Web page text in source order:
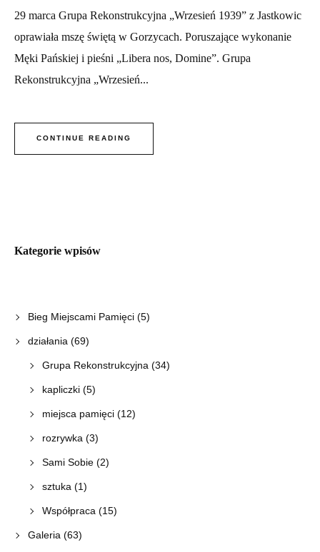
29 marca Grupa Rekonstrukcyjna „Wrzesień 1939” z Jastkowic
oprawiała mszę świętą w Gorzycach. Poruszające wykonanie
Męki Pańskiej i pieśni „Libera nos, Domine”. Grupa
Rekonstrukcyjna „Wrzesień...
CONTINUE READING
Kategorie wpisów
Bieg Miejscami Pamięci(5)
działania (69)
Grupa Rekonstrukcyjna (34)
kapliczki(5)
miejsca pamięci(12)
rozrywka (3)
Sami Sobie(2)
sztuka (1)
Współpraca (15)
Galeria (63)